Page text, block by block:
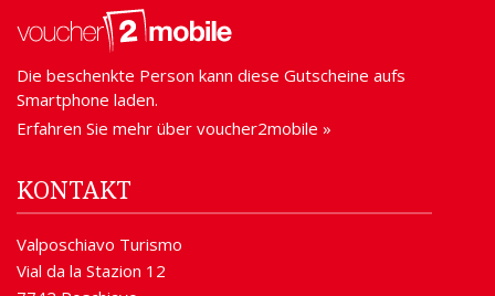
Die beschenkte Person kann diese Gutscheine aufs
Smartphone laden.
Erfahren Sie mehr über voucher2mobile »
KONTAKT
Valposchiavo Turismo
Vial da la Stazion 12